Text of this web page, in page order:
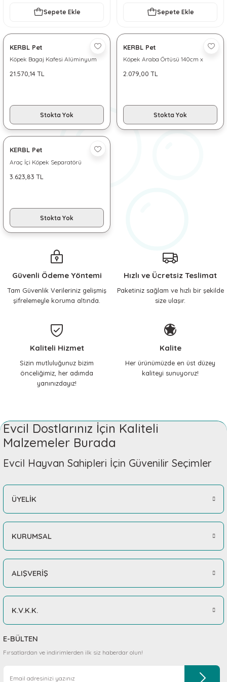
ve Soğutucu Matlar
Aksesuarları
Sepete Ekle Sepete Ekle
KERBL Pet
Köpek Bagaj Kafesi Alüminyum
21.570,14 TL
Stokta Yok
KERBL Pet
Köpek Araba Örtüsü 140cm x
2.079,00 TL
Stokta Yok
KERBL Pet
Araç İçi Köpek Separatörü
3.623,83 TL
Stokta Yok
Güvenli Ödeme Yöntemi
Tam Güvenlik Verileriniz gelişmiş
şifrelemeyle koruma altında.
Hızlı ve Ücretsiz Teslimat
Paketiniz sağlam ve hızlı bir şekilde
size ulaşır.
Kaliteli Hizmet
Sizin mutluluğunuz bizim
önceliğimiz, her adımda
yanınızdayız!
Kalite
Her ürünümüzde en üst düzey
kaliteyi sunuyoruz!
Evcil Dostlarınız İçin Kaliteli
Malzemeler Burada
Evcil Hayvan Sahipleri İçin Güvenilir Seçimler
ÜYELİK
KURUMSAL
ALIŞVERİŞ
K.V.K.K.
E-BÜLTEN
Fırsatlardan ve indirimlerden ilk siz haberdar olun!